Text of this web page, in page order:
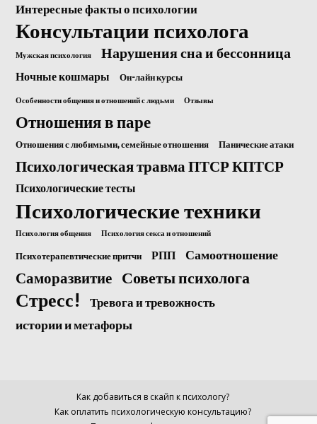
Интересные факты о психологии
Консультации психолога
Мужская психология Нарушения сна и бессонница
Ночные кошмары Он-лайн курсы
Особенности общения и отношений с людьми Отзывы
Отношения в паре
Отношения с любимыми, семейные отношения Панические атаки
Психологическая травма ПТСР КПТСР
Психологические тесты
Психологические техники
Психология общения Психология секса и отношений
Психотерапевтические притчи РПП Самоотношение
Саморазвитие Советы психолога
Стресс! Тревога и тревожность
истории и метафоры
Как добавиться в скайп к психологу?
Как оплатить психологическую консультацию?